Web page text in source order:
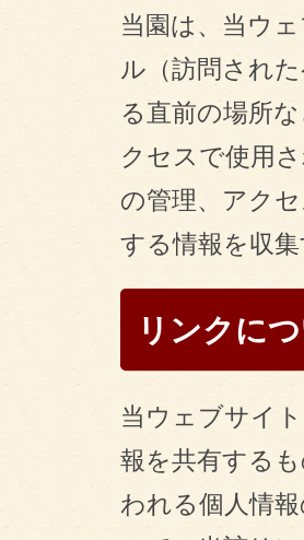
当園は、当ウ
ル（訪問され
る直前の場所
クセスで使用
の管理、アク
する情報を収
リンクに
当ウェブサイ
報を共有する
われる個人情